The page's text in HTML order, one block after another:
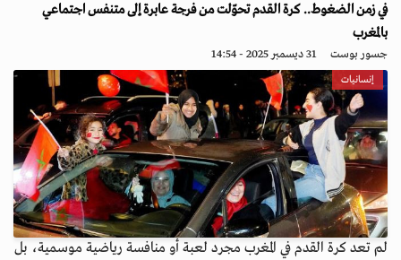
في زمن الضغوط.. كرة القدم تحوّلت من فرجة عابرة إلى متنفس اجتماعي
بالمغرب
جسور بوست 31 ديسمبر 2025 - 14:54
إنسانيات
لم تعد كرة القدم في المغرب مجرد لعبة أو منافسة رياضية موسمية، بل